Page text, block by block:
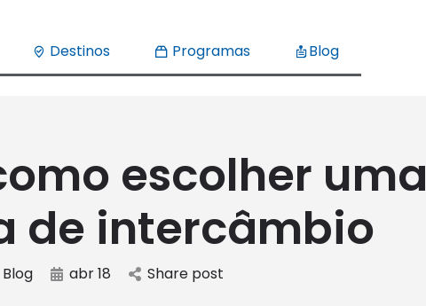
Destinos Programas Blog
escolher uma
de intercâmbio
Blog abr 18 Share post